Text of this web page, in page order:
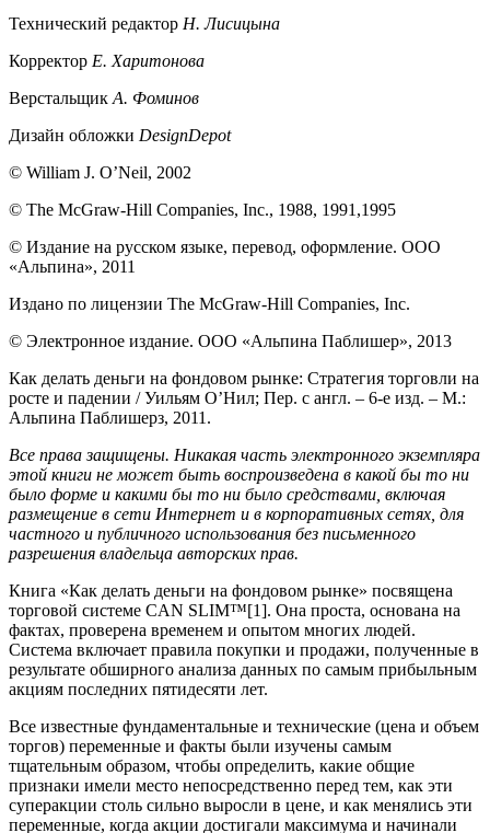
Технический редактор Н. Лисицына
Корректор Е. Харитонова
Верстальщик А. Фоминов
Дизайн обложки DesignDepot
© William J. O’Neil, 2002
© The McGraw-Hill Companies, Inc., 1988, 1991,1995
© Издание на русском языке, перевод, оформление. ООО
«Альпина», 2011
Издано по лицензии The McGraw-Hill Companies, Inc.
© Электронное издание. ООО «Альпина Паблишер», 2013
Как делать деньги на фондовом рынке: Стратегия торговли на
росте и падении / Уильям О’Нил; Пер. с англ. – 6-е изд. – М.:
Альпина Паблишерз, 2011.
Все права защищены. Никакая часть электронного экземпляра
этой книги не может быть воспроизведена в какой бы то ни
было форме и какими бы то ни было средствами, включая
размещение в сети Интернет и в корпоративных сетях, для
частного и публичного использования без письменного
разрешения владельца авторских прав.
Книга «Как делать деньги на фондовом рынке» посвящена
торговой системе CAN SLIM™[1]. Она проста, основана на
фактах, проверена временем и опытом многих людей.
Система включает правила покупки и продажи, полученные в
результате обширного анализа данных по самым прибыльным
акциям последних пятидесяти лет.
Все известные фундаментальные и технические (цена и объем
торгов) переменные и факты были изучены самым
тщательным образом, чтобы определить, какие общие
признаки имели место непосредственно перед тем, как эти
суперакции столь сильно выросли в цене, и как менялись эти
переменные, когда акции достигали максимума и начинали